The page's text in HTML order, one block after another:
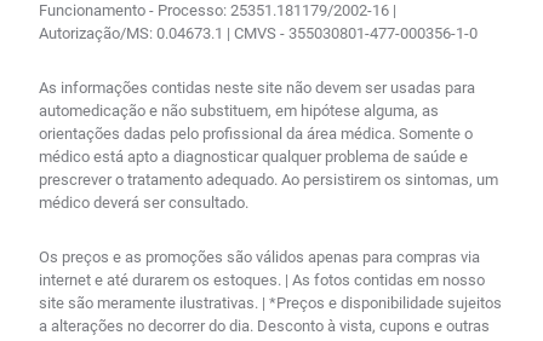
Funcionamento - Processo: 25351.181179/2002-16 |
Autorização/MS: 0.04673.1 | CMVS - 355030801-477-000356-1-0
As informações contidas neste site não devem ser usadas para
automedicação e não substituem, em hipótese alguma, as
orientações dadas pelo profissional da área médica. Somente o
médico está apto a diagnosticar qualquer problema de saúde e
prescrever o tratamento adequado. Ao persistirem os sintomas, um
médico deverá ser consultado.
Os preços e as promoções são válidos apenas para compras via
internet e até durarem os estoques. | As fotos contidas em nosso
site são meramente ilustrativas. | *Preços e disponibilidade sujeitos
a alterações no decorrer do dia. Desconto à vista, cupons e outras